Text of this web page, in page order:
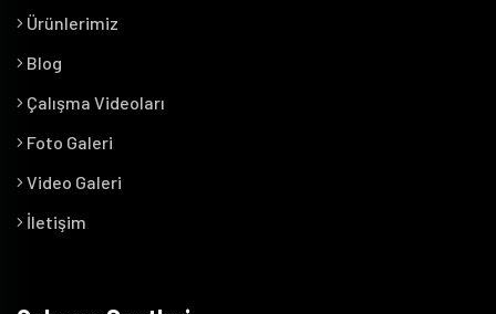
Ürünlerimiz
Blog
Çalışma Videoları
Foto Galeri
Video Galeri
İletişim